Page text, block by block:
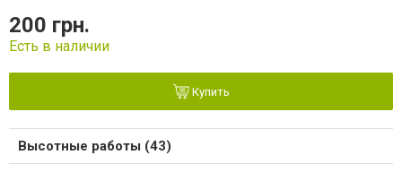
200 грн.
Есть в наличии
Купить
Высотные работы (43)